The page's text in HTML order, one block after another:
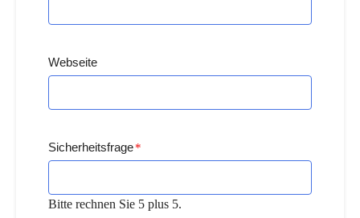
Webseite
Sicherheitsfrage*
Bitte rechnen Sie 5 plus 5.